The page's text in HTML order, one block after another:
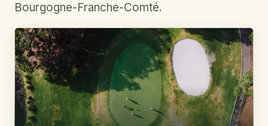
Bourgogne-Franche-Comté.